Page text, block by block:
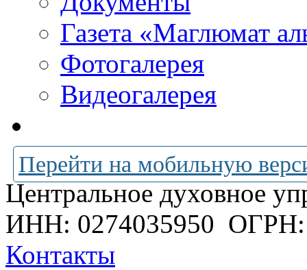
Газета «Маглюмат
Фотогалерея
Видеогалерея
Перейти на мобильную
Центральное духовное
ИНН: 0274035950 ОГРН:
Контакты